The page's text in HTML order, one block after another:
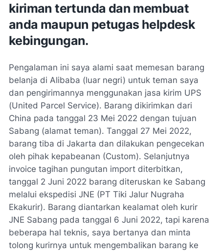
kiriman tertunda dan membuat
anda maupun petugas helpdesk
kebingungan.
Pengalaman ini saya alami saat memesan barang
belanja di Alibaba (luar negri) untuk teman saya
dan pengirimannya menggunakan jasa kirim UPS
(United Parcel Service). Barang dikirimkan dari
China pada tanggal 23 Mei 2022 dengan tujuan
Sabang (alamat teman). Tanggal 27 Mei 2022,
barang tiba di Jakarta dan dilakukan pengecekan
oleh pihak kepabeanan (Custom). Selanjutnya
invoice tagihan pungutan import diterbitkan,
tanggal 2 Juni 2022 barang diteruskan ke Sabang
melalui ekspedisi JNE (PT Tiki Jalur Nugraha
Ekakurir). Barang diantarkan kealamat oleh kurir
JNE Sabang pada tanggal 6 Juni 2022, tapi karena
beberapa hal teknis, saya bertanya dan minta
tolong kurirnya untuk mengembalikan barang ke